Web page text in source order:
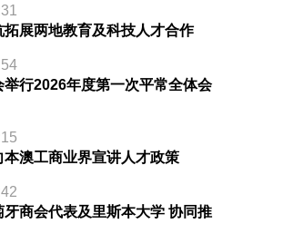
拓展两地教育及科技人才合作
举行2026年度第一次平常全体会
澳工商业界宣讲人才政策
牙商会代表及里斯本大学 协同推